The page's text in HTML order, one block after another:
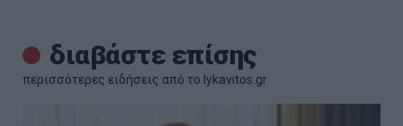
διαβάστε επίσης
περισσότερες ειδήσεις από το lykavitos.gr